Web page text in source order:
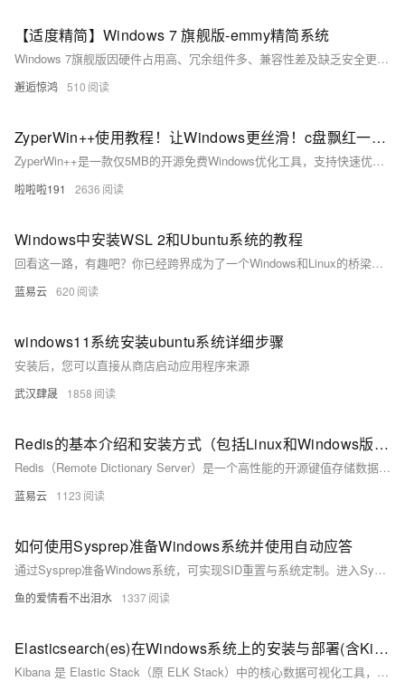
【适度精简】Windows 7 旗舰版-emmy精简系统
Windows 7旗舰版因硬件占用高、冗余组件多、兼容性差及缺乏安全更新等问题，逐渐难以满足用户需求。适度精简版通过去除无用组件、优化性能与安全性，提升老旧设备运行效率，增强兼容性与稳定性，同时保留用户熟悉的操作界面，降低学习成本，满足个性化需求，延续Windows 7的实用价值。
邂逅惊鸿 510
ZyperWin++使用教程！让Windows更丝滑！c盘飘红一键搞定！ZyperWin++解决系统优化、Office安装和系统激活
ZyperWin++是一款仅5MB的开源免费Windows优化工具，支持快速优化、自定义设置与垃圾清理，兼具系统加速、隐私保护、Office安装等功能，轻便无广告，小白也能轻松上手，是提升电脑性能的全能管家。
啦啦啦191 2636
Windows中安装WSL 2和Ubuntu系统的教程
回看这一路，有趣吧？你已经跨界成为了一个Windows和Linux的桥梁。期待在代码的世界里，把一切玩得风生水起！
蓝易云 620
windows11系统安装ubuntu系统详细步骤
安装后，您可以直接从商店启动应用程序来源
武汉肆晟 1858
Redis的基本介绍和安装方式（包括Linux和Windows版本），以及常用命令的演示
Redis（Remote Dictionary Server）是一个高性能的开源键值存储数据库。它支持字符串、列表、散列、集合等多种数据类型，具有持久化、发布/订阅等高级功能。由于其出色的性能和广泛的使用场景，Redis在应用程序中常作为高速缓存、消息队列等用途。
蓝易云 1123
如何使用Sysprep准备Windows系统并使用自动应答
通过Sysprep准备Windows系统，可实现SID重置与系统定制。进入Sysprep后，可安装软件、设置默认桌面文件，并使用Windows SIM创建应答文件以实现自动化部署。适用于系统克隆与批量部署场景。
鱼的爱情看不出泪水 1337
Elasticsearch(es)在Windows系统上的安装与部署(含Kibana)
Kibana 是 Elastic Stack（原 ELK Stack）中的核心数据可视化工具，主要与 Elasticsearch 配合使用，提供强大的数据探索、分析和展示功能。elasticsearch安装在windows上一般是zip文件，解压到对应目录。文件，elasticsearch8.x以上版本是自动开启安全认证的。kibana安装在windows上一般是zip文件，解压到对应目录。elasticsearch的默认端口是9200，访问。默认用户是elastic，密码需要重置。